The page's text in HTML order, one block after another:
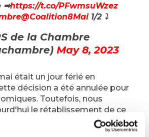
➡https://t.co/PFwmsuWzez
@Coalition8Mai1/2 ⤵
de la Chambre
May 8, 2023
était un jour férié en
décision a été annulée pour
Toutefois, nous
le rétablissement de ce
le 8 mai ne soit plus un jour
il est important de se